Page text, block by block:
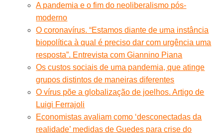
A pandemia e o fim do neoliberalismo pós-
moderno
O coronavírus. “Estamos diante de uma instância
biopolítica à qual é preciso dar com urgência uma
resposta”. Entrevista com Giannino Piana
Os custos sociais de uma pandemia, que atinge
grupos distintos de maneiras diferentes
O vírus põe a globalização de joelhos. Artigo de
Luigi Ferrajoli
Economistas avaliam como ‘desconectadas da
realidade’ medidas de Guedes para crise do